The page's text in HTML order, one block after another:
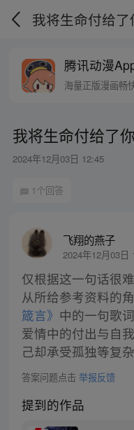
我将生命付给了
腾讯动漫
海量正版漫画畅
我将生命付给了你
2024年12月03日 12:45
1个回答
飞翔的燕子
2024年12月03日
仅根据这一句话很
从所给参考资料的
箴言》 中的一句歌
爱情中的付出与自
己却承受孤独等复
答案问题点击 举报反馈
提到的作品